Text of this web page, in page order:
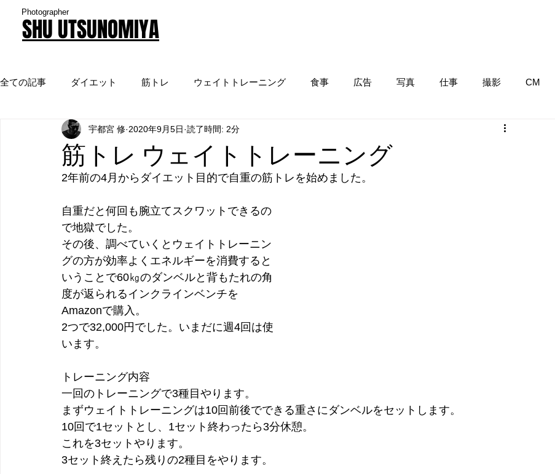
SHU UTSUNOMIYA
Photographer
全ての記事 ダイエット 筋トレ ウェイトトレーニング 食事 広告 写真 仕事 撮影 CM
実験
筋トレ ウェイトトレーニング
宇都宮 修 2020年9月5日 読了時間: 2分
2年前の4月からダイエット目的で自重の筋トレを始めました。
自重だと何回も腕立てスクワットできるの
で地獄でした。
その後、調べていくとウェイトトレーニン
グの方が効率よくエネルギーを消費すると
いうことで60㎏のダンベルと背もたれの角
度が返られるインクラインベンチを
Amazonで購入。
2つで32,000円でした。いまだに週4回は使
います。
トレーニング内容
一回のトレーニングで3種目やります。
まずウェイトトレーニングは10回前後でできる重さにダンベルをセットします。
10回で1セットとし、1セット終わったら3分休憩。
これを3セットやります。
3セット終えたら残りの2種目をやります。